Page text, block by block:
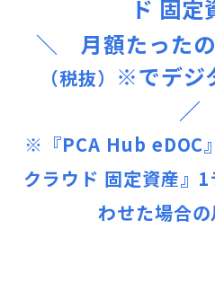
ド 固定
＼ 月額たったの
（税抜） ※でデジ
／
※『PCA Hub eDOC
クラウド 固定資産』
わせた場合